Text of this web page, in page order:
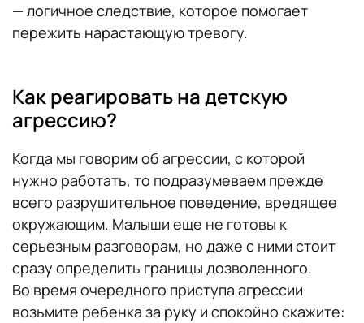
— логичное следствие, которое помогает
пережить нарастающую тревогу.
Как реагировать на детскую
агрессию?
Когда мы говорим об агрессии, с которой
нужно работать, то подразумеваем прежде
всего разрушительное поведение, вредящее
окружающим. Малыши еще не готовы к
серьезным разговорам, но даже с ними стоит
сразу определить границы дозволенного.
Во время очередного приступа агрессии
возьмите ребенка за руку и спокойно скажите: